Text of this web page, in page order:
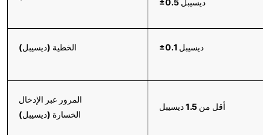
الخطية (ديسيبل) ±0.1 ديسيبل
المرور عبر الإدخال
الخسارة (ديسيبل)
أقل من 1.5 ديسيبل